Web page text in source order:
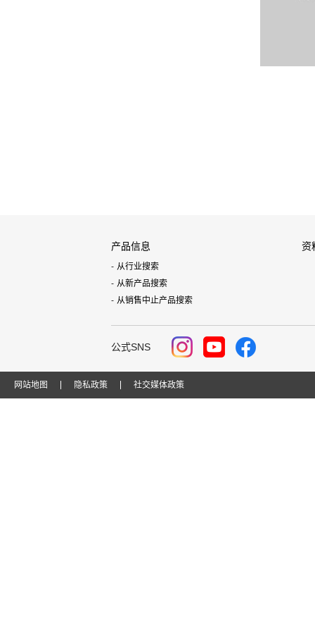
产品信息
从行业搜索
从新产品搜索
从销售中止产品搜索
资
公式SNS
网站地图 隐私政策 社交媒体政策